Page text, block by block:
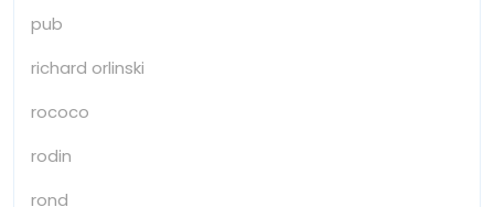
pub
richard orlinski
rococo
rodin
rond